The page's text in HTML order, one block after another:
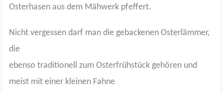
Osterhasen aus dem Mähwerk pfeffert.
Nicht vergessen darf man die gebackenen Osterlämmer,
die
ebenso traditionell zum Osterfrühstück gehören und
meist mit einer kleinen Fahne